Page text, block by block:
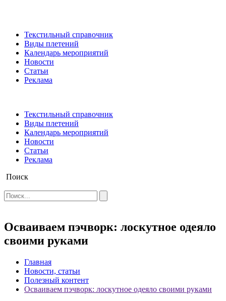
Текстильный справочник
Виды плетений
Календарь мероприятий
Новости
Статьи
Реклама
Текстильный справочник
Виды плетений
Календарь мероприятий
Новости
Статьи
Реклама
Поиск
Осваиваем пэчворк: лоскутное одеяло
своими руками
Главная
Новости, статьи
Полезный контент
Осваиваем пэчворк: лоскутное одеяло своими руками